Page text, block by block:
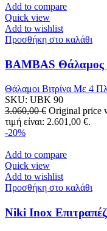
Add to compare
Quick view
Add to wishlist
Προσθήκη στο καλάθι
BAMBAS Θάλαμος
Θάλαμοι Βιτρίνα Με 4
SKU: UBK 90
3.060,00€ Original price
τιμή είναι: 2.601,00 €.
-20%
Add to compare
Quick view
Add to wishlist
Προσθήκη στο καλάθι
Niki Inox